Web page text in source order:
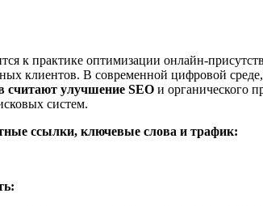
к практике оптимизации онлайн-
клиентов. В современной цифровой
считают улучшение SEO и органического
систем.
ссылки, ключевые слова и трафик: